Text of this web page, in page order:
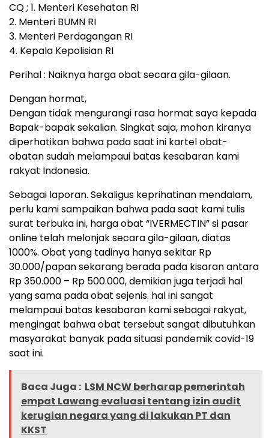
CQ ; 1. Menteri Kesehatan RI
2. Menteri BUMN RI
3. Menteri Perdagangan RI
4. Kepala Kepolisian RI
Perihal : Naiknya harga obat secara gila-gilaan.
Dengan hormat,
Dengan tidak mengurangi rasa hormat saya kepada
Bapak-bapak sekalian. Singkat saja, mohon kiranya
diperhatikan bahwa pada saat ini kartel obat-
obatan sudah melampaui batas kesabaran kami
rakyat Indonesia.
Sebagai laporan. Sekaligus keprihatinan mendalam,
perlu kami sampaikan bahwa pada saat kami tulis
surat terbuka ini, harga obat “IVERMECTIN” si pasar
online telah melonjak secara gila-gilaan, diatas
1000%. Obat yang tadinya hanya sekitar Rp
30.000/papan sekarang berada pada kisaran antara
Rp 350.000 – Rp 500.000, demikian juga terjadi hal
yang sama pada obat sejenis. hal ini sangat
melampaui batas kesabaran kami sebagai rakyat,
mengingat bahwa obat tersebut sangat dibutuhkan
masyarakat banyak pada situasi pandemik covid-19
saat ini.
Baca Juga : LSM NCW berharap pemerintah
empat Lawang evaluasi tentang izin audit
kerugian negara yang di lakukan PT dan
KKST